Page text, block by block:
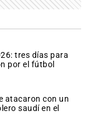
tres días para
por el fútbol
atacaron con un
saudí en el